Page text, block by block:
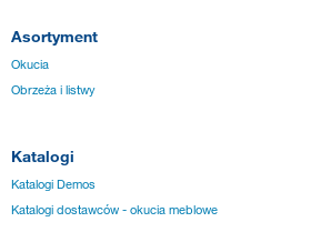
Asortyment
Okucia
Obrzeża i listwy
Katalogi
Katalogi Demos
Katalogi dostawców - okucia meblowe